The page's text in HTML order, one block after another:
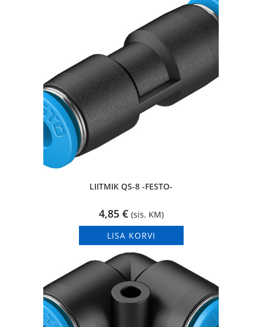
LIITMIK QS-8 -FESTO-
4,85 € (sis. KM)
LISA KORVI